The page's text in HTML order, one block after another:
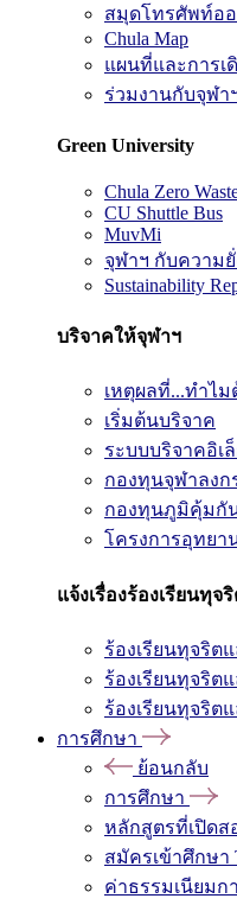
สมุดโทรศัพท์อ
Chula Map
แผนที่และการเ
ร่วมงานกับจุฬา
Green University
Chula Zero
CU Shuttle Bus
MuvMi
จุฬาฯ กับความ
Sustainability
บริจาคให้จุฬาฯ
เหตุผลที่...ทำไ
เริ่มต้นบริจาค
ระบบบริจาคอิเ
กองทุนจุฬาลง
กองทุนภูมิคุ้มกั
โครงการอุทยา
แจ้งเรื่องร้องเรียนทุจ
ร้องเรียนทุจริต
ร้องเรียนทุจริต
ร้องเรียนทุจริต
การศึกษา
ย้อนกลับ
การศึกษา
หลักสูตรที่เปิดส
สมัครเข้าศึกษา
ค่าธรรมเนียมก